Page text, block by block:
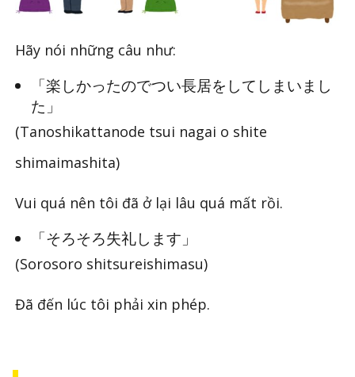
Hãy nói những câu như:
「楽しかったのでつい長居をしてしまいまし
た」
(Tanoshikattanode tsui nagai o shite
shimaimashita)
Vui quá nên tôi đã ở lại lâu quá mất rồi.
「そろそろ失礼します」
(Sorosoro shitsureishimasu)
Đã đến lúc tôi phải xin phép.